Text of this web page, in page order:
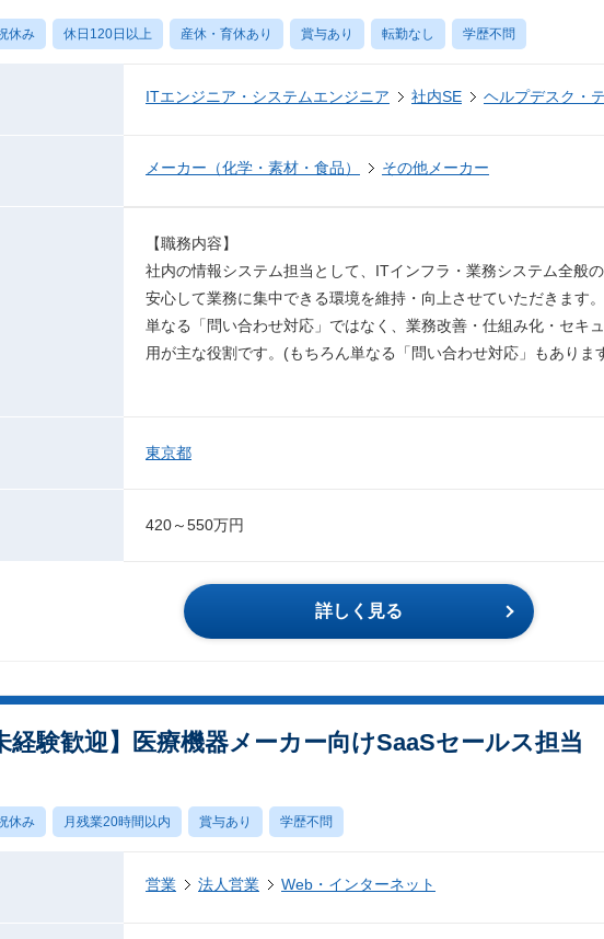
休み 休日120日以上 産休・育休あり 賞与あり 転勤なし 学歴不問
ITエンジニア・システムエンジニア 社内SE ヘルプデスク・
メーカー（化学・素材・食品） その他メーカー
【職務内容】
社内の情報システム担当として、ITインフラ・業務システム全般
安心して業務に集中できる環境を維持・向上させていただきます。
単なる「問い合わせ対応」ではなく、業務改善・仕組み化・セキ
用が主な役割です。(もちろん単なる「問い合わせ対応」もありま
東京都
420～550万円
詳しく見る
経験歓迎】医療機器メーカー向けSaaSセールス担当
休み 月残業20時間以内 賞与あり 学歴不問
営業 法人営業 Web・インターネット